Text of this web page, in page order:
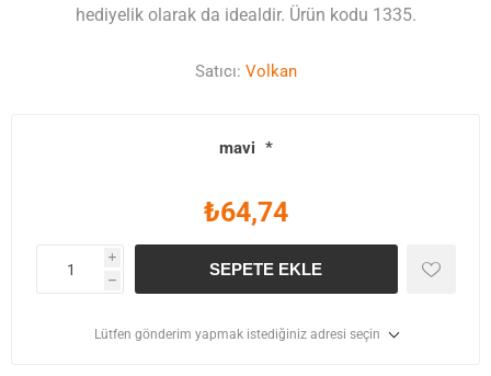
hediyelik olarak da idealdir. Ürün kodu 1335.
Satıcı: Volkan
mavi *
₺64,74
i
h
SEPETE EKLE
Lütfen gönderim yapmak istediğiniz adresi seçin